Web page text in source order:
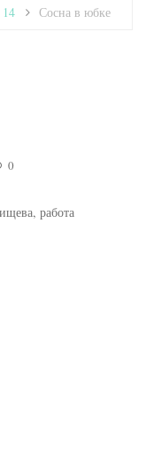
14 Сосна в юбке
0
работа